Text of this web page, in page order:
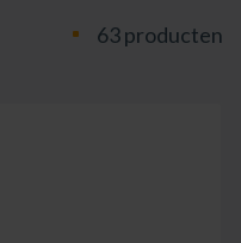
63 producten